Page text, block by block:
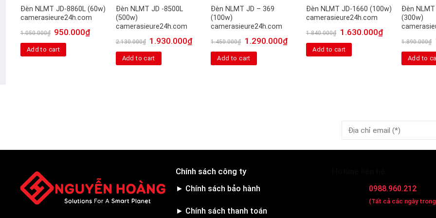
Đèn NLMT JD-8860L (60w)
camerasieure24h.com
1.050.000₫ 950.000₫
Add to cart
Đèn NLMT JD -8500L
(500w)
camerasieure24h.com
2.130.000₫ 1.930.000₫
Add to cart
Đèn NLMT JD – 369
(100w)
camerasieure24h.com
1.450.000₫ 1.290.000₫
Add to cart
Đèn NLMT JD-1660 (100w)
camerasieure24h.com
1.840.000₫ 1.630.000₫
Add to cart
Đèn
(300w)
1.890.000₫
Add to
Chính sách công ty
► Chính sách bảo hành
► Chính sách thanh toán
0988.960.212
(Tất cả các ngày